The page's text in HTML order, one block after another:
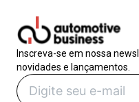
Inscreva-se em nossa
novidades e lançamentos.